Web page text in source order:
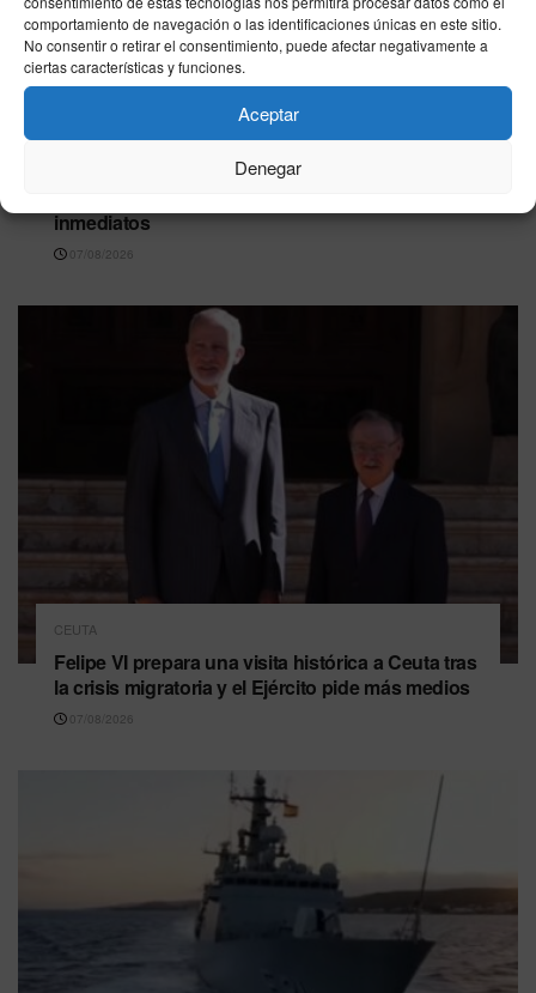
comportamiento de navegación o las identificaciones únicas en este sitio.
No consentir o retirar el consentimiento, puede afectar negativamente a
ciertas características y funciones.
Aceptar
Denegar
CEUTA
Solidaridad denuncia una gestión “nefasta” del
inmediatos
07/08/2026
CEUTA
Felipe VI prepara una visita histórica a Ceuta tras
la crisis migratoria y el Ejército pide más medios
07/08/2026